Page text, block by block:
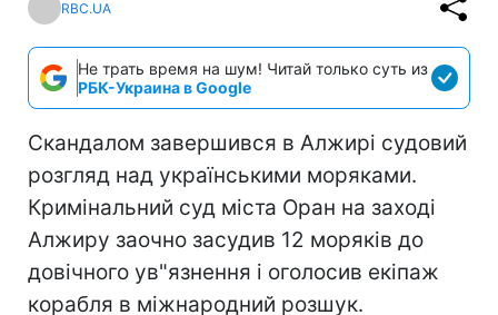
RBC.UA
Не трать время на шум! Читай только суть из
РБК-Украина в Google
Скандалом завершився в Алжирі судовий
розгляд над українськими моряками.
Кримінальний суд міста Оран на заході
Алжиру заочно засудив 12 моряків до
довічного ув"язнення і оголосив екіпаж
корабля в міжнародний розшук.